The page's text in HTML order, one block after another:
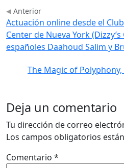
Anterior
Actuación online desde el
Center de Nueva York
españoles Daahoud Salim y
The Magic of
Deja un comentario
Tu dirección de correo
Los campos obligatorios
Comentario *